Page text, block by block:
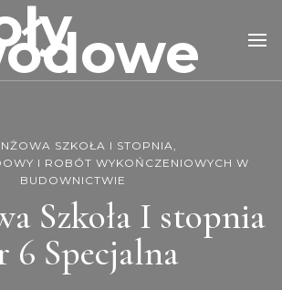
SZKOŁA I STOPNIA
I ROBÓT WYKOŃCZENIOWYCH W
BUDOWNICTWIE
Szkoła I stopnia
6 Specjalna